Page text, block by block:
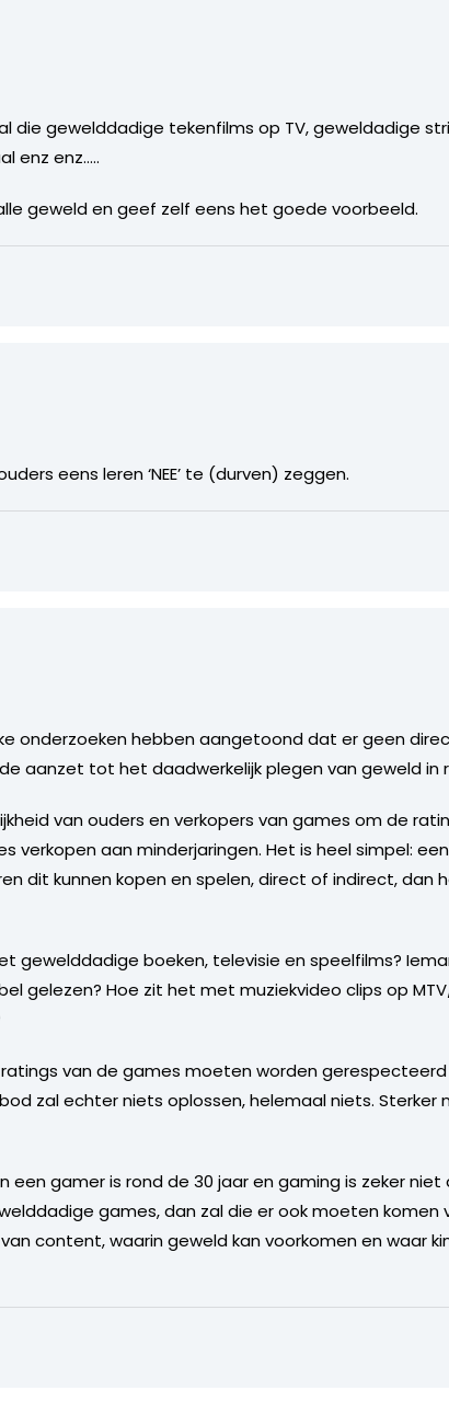
die gewelddadige tekenfilms op TV, geweldadige
enz enz…..
geweld en geef zelf eens het goede voorbeeld.
eens leren ‘NEE’ te (durven) zeggen.
onderzoeken hebben aangetoond dat er geen
aanzet tot het daadwerkelijk plegen van geweld in
van ouders en verkopers van games om de
verkopen aan minderjaringen. Het is heel simpel:
dit kunnen kopen en spelen, direct of indirect,
gewelddadige boeken, televisie en speelfilms?
gelezen? Hoe zit het met muziekvideo clips op
van de games moeten worden
zal echter niets oplossen, helemaal niets. Sterker
een gamer is rond de 30 jaar en gaming is zeker niet
games, dan zal die er ook moeten komen
content, waarin geweld kan voorkomen en waar